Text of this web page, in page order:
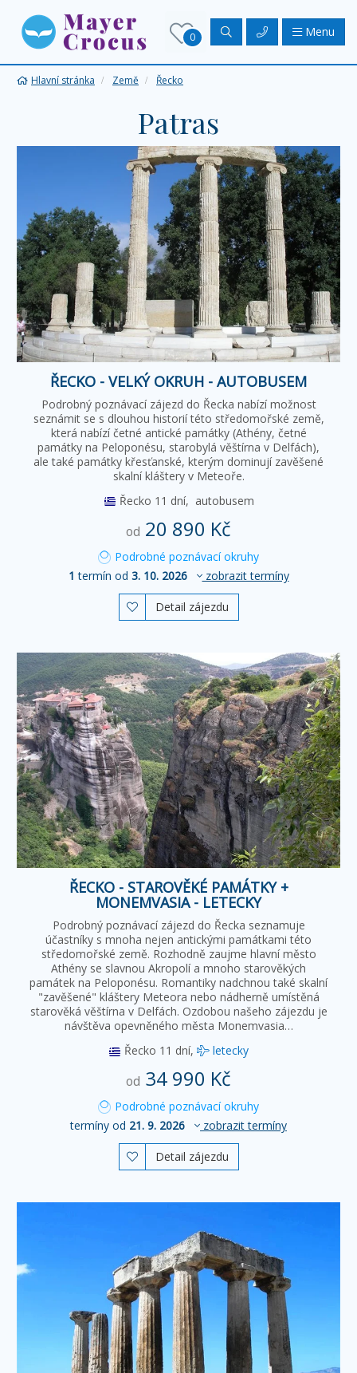
0 Menu
Hlavní stránka Země Řecko
Patras
ŘECKO - VELKÝ OKRUH - AUTOBUSEM
Podrobný poznávací zájezd do Řecka nabízí možnost
seznámit se s dlouhou historií této středomořské země,
která nabízí četné antické památky (Athény, četné
památky na Peloponésu, starobylá věštírna v Delfách),
ale také památky křesťanské, kterým dominují zavěšené
skalní kláštery v Meteoře.
Řecko 11 dní, autobusem
od 20 890 Kč
Podrobné poznávací okruhy
1 termín od 3. 10. 2026 zobrazit termíny
 Detail zájezdu
ŘECKO - STAROVĚKÉ PAMÁTKY +
MONEMVASIA - LETECKY
Podrobný poznávací zájezd do Řecka seznamuje
účastníky s mnoha nejen antickými památkami této
středomořské země. Rozhodně zaujme hlavní město
Athény se slavnou Akropolí a mnoho starověkých
památek na Peloponésu. Romantiky nadchnou také skalní
"zavěšené" kláštery Meteora nebo nádherně umístěná
starověká věštírna v Delfách. Ozdobou našeho zájezdu je
návštěva opevněného města Monemvasia…
Řecko 11 dní, letecky
od 34 990 Kč
Podrobné poznávací okruhy
termíny od 21. 9. 2026 zobrazit termíny
 Detail zájezdu